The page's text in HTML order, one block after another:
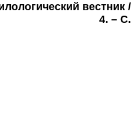
4. – С.